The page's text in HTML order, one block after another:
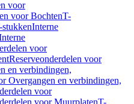
voor
voor BochtenT-
Interne
voor
Reserveonderdelen voor
en verbindingen,
Overgangen en verbindingen,
voor
voor MuurplatenT-